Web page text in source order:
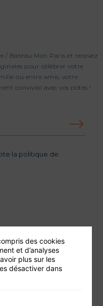
/ Bateau Mon Paris et recevez
pour célébrer votre
ou entre amis, votre
convivial avec vos potes !
la politique de
de vente
des cookies
et d’analyses
plus sur les
désactiver dans